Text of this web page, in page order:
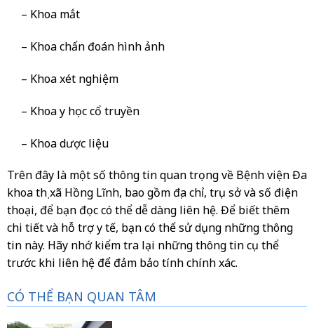
– Khoa mắt
– Khoa chẩn đoán hình ảnh
– Khoa xét nghiệm
– Khoa y học cổ truyền
– Khoa dược liệu
Trên đây là một số thông tin quan trọng về Bệnh viện Đa
khoa thị xã Hồng Lĩnh, bao gồm địa chỉ, trụ sở và số điện
thoại, để bạn đọc có thể dễ dàng liên hệ. Để biết thêm
chi tiết và hỗ trợ y tế, bạn có thể sử dụng những thông
tin này. Hãy nhớ kiểm tra lại những thông tin cụ thể
trước khi liên hệ để đảm bảo tính chính xác.
CÓ THỂ BẠN QUAN TÂM